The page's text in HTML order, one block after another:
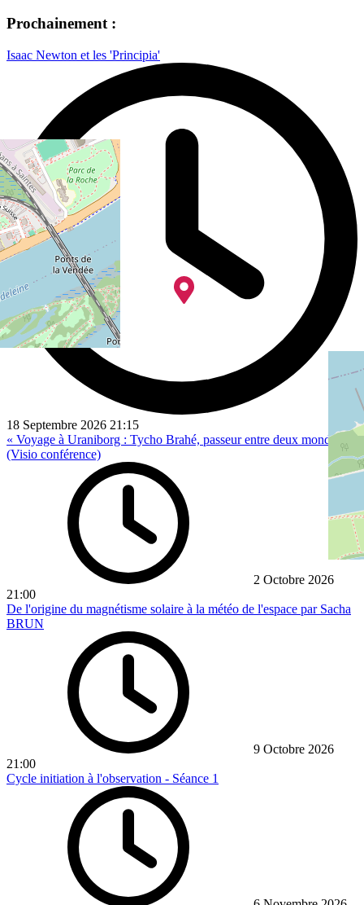
Prochainement :
Isaac Newton et les 'Principia'
18 Septembre 2026 21:15
« Voyage à Uraniborg : Tycho Brahé, passeur entre deux mondes »
(Visio conférence)
2 Octobre 2026
21:00
De l'origine du magnétisme solaire à la météo de l'espace par Sacha
BRUN
9 Octobre 2026
21:00
Cycle initiation à l'observation - Séance 1